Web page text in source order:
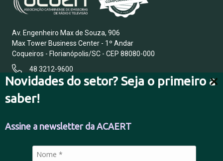
Novidades do setor? Seja o primeiro a
saber!
Assine a newsletter da ACAERT
Av. Engenheiro Max de Souza, 906
Max Tower Business Center - 1º Andar
Coqueiros - Florianópolis/SC - CEP 88080-000
48 3212-9600
FALE CONOSCO
POLÍTICA DE PRIVACIDADE